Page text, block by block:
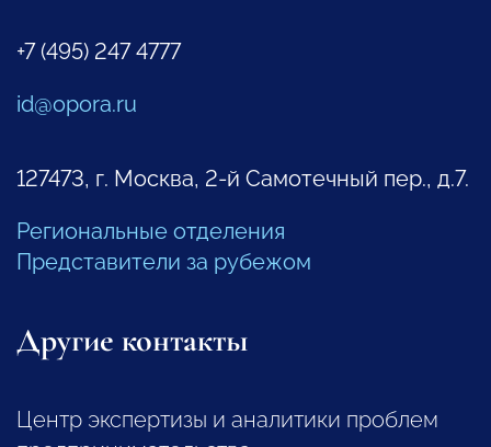
+7 (495) 247 4777
id@opora.ru
127473, г. Москва, 2-й Самотечный пер., д.7.
Региональные отделения
Представители за рубежом
Другие контакты
Центр экспертизы и аналитики проблем